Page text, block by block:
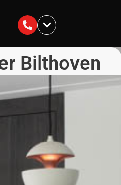
Bilthoven